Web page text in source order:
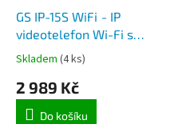
GS IP-15S WiFi - IP
videotelefon Wi-Fi s
bezdrátovým zvonkem,
Skladem (4 ks)
2 989 Kč
Do košíku